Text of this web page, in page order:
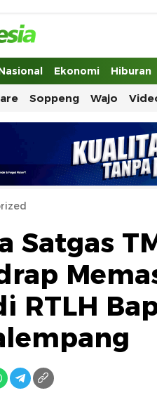
Secara Utuh
Ekonomi Hiburan
Soppeng Wajo
Satgas
RTLH